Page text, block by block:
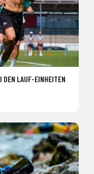
DEN LAUF-EINHEITEN